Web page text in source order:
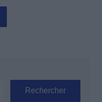
Rechercher